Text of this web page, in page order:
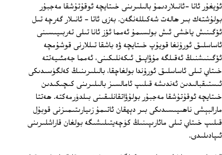
ئۇيغۇر ئاتا -ئانىلاردىمۇ بالىلىرىنى خىتايچە ئوقۇتۇشقا مەجبۇر
بولۇشتەك بىر ھالەت شەكىللەنگەن. بەزى ئاتا ‏- ئانىلار گەرچە تىل
ئۆگىنىش ياخشى ئىش بولسىمۇ ئەمما ئۆز ئانا تىلى تەربىيىسىنى
ئاساسلىق ئورۇنغا قويۇپ خىتايچە ۋە باشقا تىللارنى قوشۇمچە
ئۆگىنىشنىڭ ئەقىلگە مۇۋاپىق ئىكەنلىكىنى، ئەمما جەمئىيەتتە
خىتاي تىلى ئاساسلىق ئورۇندا بولغاچقا، بالىلىرىنىڭ كەلگۈسىدىكى
ئىستىقبالىدىن ئەندىشە قىلىپ ئامالسىز بالىلىرىنى كىچىكىدىن
خىتايچە ئوقۇتۇشقا مەجبۇر بولۇۋاتقانلىقىنى بىلدۈرمەكتە. ھەتتا
مارالبېشى ناھىيىسىدىكى بىر دېھقان ئاتىمۇ زىيارىتىمىزنى قوبۇل
قىلىپ خىتاي تىلى مائارىپىنىڭ كۈچەيتىلىشىگە بولغان قاراشلىرىنى
ئىپادىلىدى.